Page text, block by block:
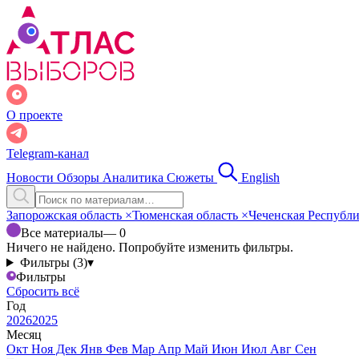
О проекте
Telegram-канал
Новости Обзоры Аналитика Сюжеты English
Запорожская область ×Тюменская область ×Чеченская
Все материалы— 0
Ничего не найдено. Попробуйте изменить фильтры.
Фильтры (3)▾
Фильтры
Сбросить всё
Год
20262025
Месяц
Окт Ноя Дек Янв Фев Мар Апр Май Июн Июл Авг Сен